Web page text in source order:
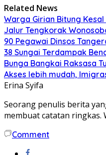
Related News
Warga Girian Bitung
Jalur Tengkorak
90 Pegawai Dinsos
38 Sungai Terdampak
Bunga Bangkai Raksasa
Akses lebih mudah,
Erina Syifa
Seorang penulis berita
membuat catatan ringkas.
Comment